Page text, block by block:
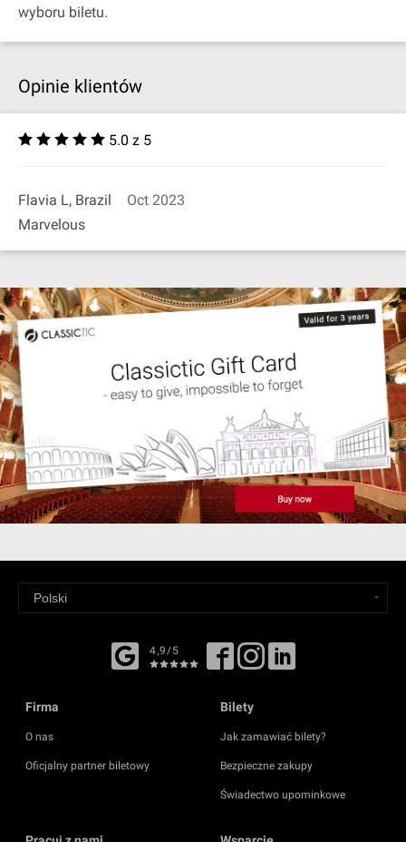
wyboru biletu.
Opinie klientów
5.0 z 5
Flavia L, Brazil
Oct 2023
Marvelous
4,9/5
Firma
O nas
Oficjalny partner biletowy
Bilety
Jak zamawiać bilety?
Bezpieczne zakupy
Świadectwo upominkowe